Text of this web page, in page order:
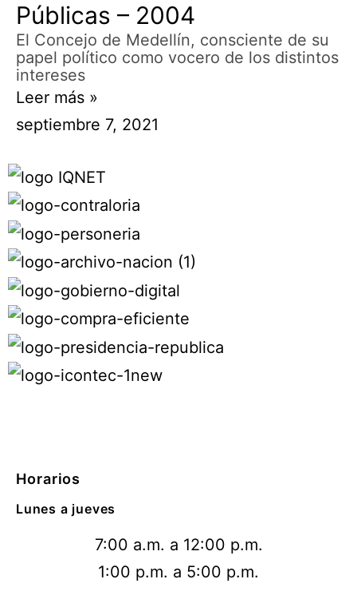
Públicas – 2004
El Concejo de Medellín, consciente de su
papel político como vocero de los distintos
intereses
Leer más »
septiembre 7, 2021
Horarios
Lunes a jueves
7:00 a.m. a 12:00 p.m.
1:00 p.m. a 5:00 p.m.